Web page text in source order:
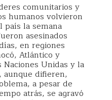
comunitarios y
humanos volvieron
país la semana
asesinados
en regiones
Atlántico y
Naciones Unidas y la
aunque difieren,
a pesar de
atrás, se agravó